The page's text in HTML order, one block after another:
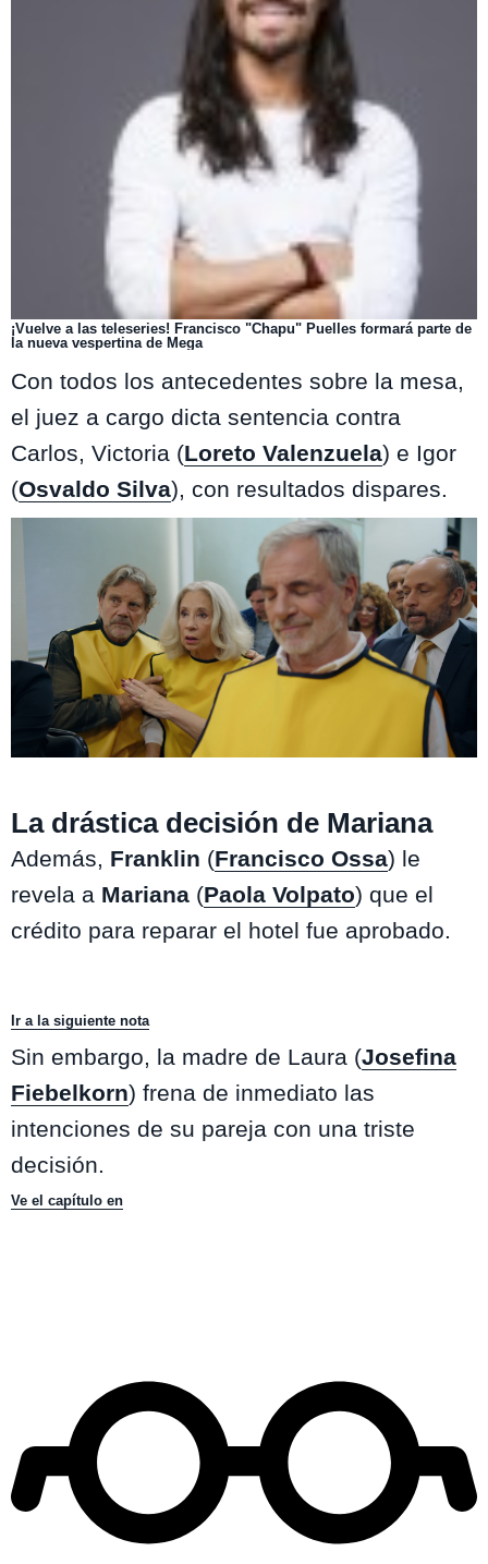
¡Vuelve a las teleseries! Francisco "Chapu" Puelles formará parte de
la nueva vespertina de Mega
Con todos los antecedentes sobre la mesa,
el juez a cargo dicta sentencia contra
Carlos, Victoria (Loreto Valenzuela) e Igor
(Osvaldo Silva), con resultados dispares.
La drástica decisión de Mariana
Además, Franklin (Francisco Ossa) le
revela a Mariana (Paola Volpato) que el
crédito para reparar el hotel fue aprobado.
Ir a la siguiente nota
Sin embargo, la madre de Laura (Josefina
Fiebelkorn) frena de inmediato las
intenciones de su pareja con una triste
decisión.
Ve el capítulo en